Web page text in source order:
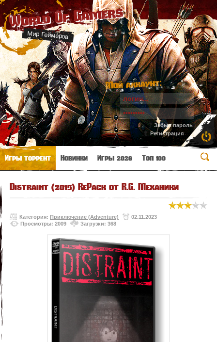
World Of Gamers
Мир Геймеров
Мой аккаунт:
Забыл пароль
Регистрация
Игры торрент Новинки Игры 2026 Топ 100
Distraint (2015) RePack от R.G. Механики
Категория: Приключение (Adventure)
02.11.2023
Просмотры: 2009
Загрузки: 368